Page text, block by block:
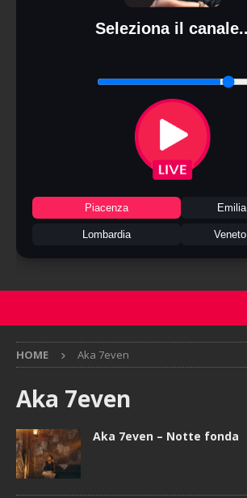
Seleziona il
Piacenza
Lombardia
HOME Aka 7even
Aka 7even
Aka 7even – Notte fonda